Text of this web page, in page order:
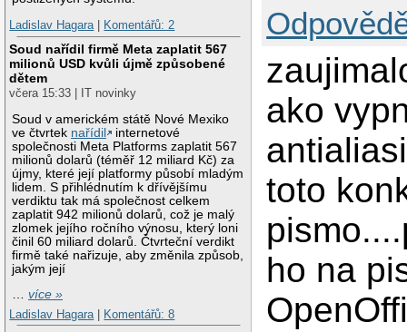
Ladislav Hagara| Komentářů: 2
Soud nařídil firmě Meta zaplatit 567
milionů USD kvůli újmě způsobené
dětem
včera 15:33 | IT novinky
Soud v americkém státě Nové Mexiko
ve čtvrtek nařídil
internetové
společnosti Meta Platforms zaplatit 567
milionů dolarů (téměř 12 miliard Kč) za
újmy, které její platformy působí mladým
lidem. S přihlédnutím k dřívějšímu
verdiktu tak má společnost celkem
zaplatit 942 milionů dolarů, což je malý
zlomek jejího ročního výnosu, který loni
činil 60 miliard dolarů. Čtvrteční verdikt
firmě také nařizuje, aby změnila způsob,
jakým její
…více »
Ladislav Hagara
Komentářů: 8
ako
toto
ho na